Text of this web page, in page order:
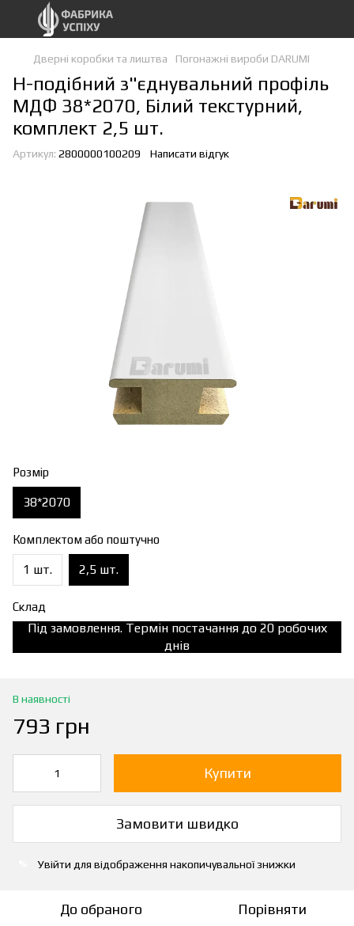
Дверні коробки та лиштва Погонажні вироби DARUMI
Н-подібний з"єднувальний профіль
МДФ 38*2070, Білий текстурний,
комплект 2,5 шт.
Артикул: 2800000100209 Написати відгук
Розмір
38*2070
Комплектом або поштучно
1 шт. 2,5 шт.
Склад
Під замовлення. Термін постачання до 20 робочих
днів
В наявності
793 грн
Купити
Замовити швидко
Увійти для відображення накопичувальної знижки
До обраного Порівняти